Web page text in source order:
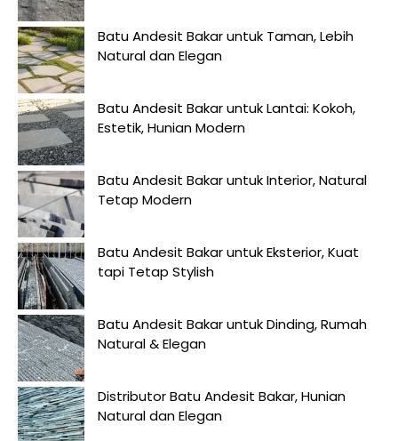
Batu Andesit Bakar untuk Taman, Lebih
Natural dan Elegan
Batu Andesit Bakar untuk Lantai: Kokoh,
Estetik, Hunian Modern
Batu Andesit Bakar untuk Interior, Natural
Tetap Modern
Batu Andesit Bakar untuk Eksterior, Kuat
tapi Tetap Stylish
Batu Andesit Bakar untuk Dinding, Rumah
Natural & Elegan
Distributor Batu Andesit Bakar, Hunian
Natural dan Elegan